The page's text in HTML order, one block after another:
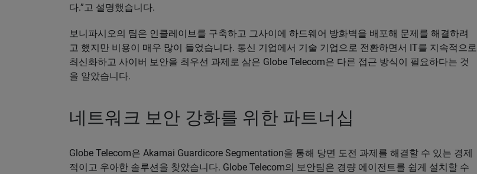
다.”고 설명했습니다.
보니파시오의 팀은 인클레이브를 구축하고 그사이에 하드웨어 방화벽을 배포해 문제를 해결하려
고 했지만 비용이 매우 많이 들었습니다. 통신 기업에서 기술 기업으로 전환하면서 IT를 지속적으로
최신화하고 사이버 보안을 최우선 과제로 삼은 Globe Telecom은 다른 접근 방식이 필요하다는 것
을 알았습니다.
네트워크 보안 강화를 위한 파트너십
Globe Telecom은 Akamai Guardicore Segmentation을 통해 당면 도전 과제를 해결할 수 있는 경제
적이고 우아한 솔루션을 찾았습니다. Globe Telecom의 보안팀은 경량 에이전트를 쉽게 설치할 수